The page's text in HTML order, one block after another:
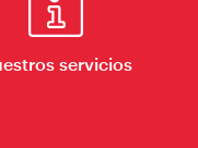
servicios